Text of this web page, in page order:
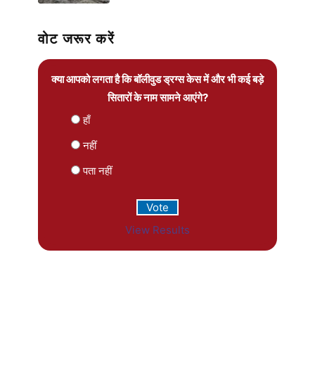
वोट जरूर करें
क्या आपको लगता है कि बॉलीवुड ड्रग्स केस में और भी कई बड़े
सितारों के नाम सामने आएंगे?
हाँ
नहीं
पता नहीं
View Results